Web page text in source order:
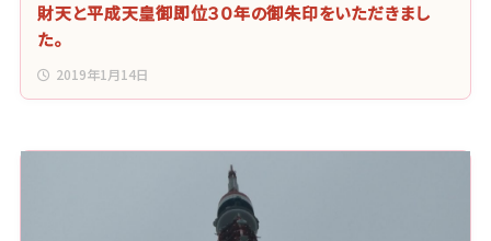
財天と平成天皇御即位３０年の御朱印をいただきまし
た。
2019年1月14日